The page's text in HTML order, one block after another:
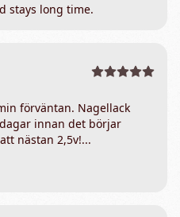
stays long time.
förväntan. Nagellack
innan det börjar
nästan 2,5v!...